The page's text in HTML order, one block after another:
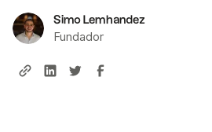
Simo Lemhandez
Fundador